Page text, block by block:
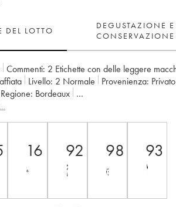
DEL LOTTO
DEGUSTAZIONE E
CONSERVAZIONE
Commenti: 2 Etichette con delle leggere
Livello: 2 Normale Provenienza:
privato
Regione:
Bordeaux
Émilion Grand Cru
16 92 98 93